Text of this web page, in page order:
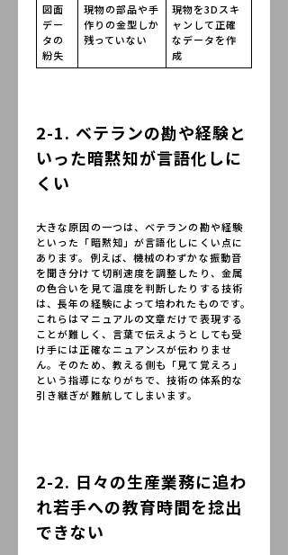
図面
デー
タの
紛失
現物の部品や手
作りの金型しか
残っていない
現物を3Dスキ
ャンして正確
なデータを作
成
2-1. ベテランの勘や経験と
いった暗黙知が言語化しに
くい
大きな原因の一つは、ベテランの勘や経験
といった「暗黙知」が言語化しにくい点に
あります。例えば、機械のわずかな振動音
を聞き分けて切削速度を調整したり、金属
の色合いを見て温度を判断したりする技術
は、長年の経験によって培われたものです。
これらはマニュアルの文章だけで表現する
ことが難しく、言葉で伝えようとしても受
け手には正確なニュアンスが伝わりませ
ん。そのため、教える側も「見て覚えろ」
という指導になりがちで、技術の体系的な
引き継ぎが難航してしまいます。
2-2. 日々の生産業務に追わ
れ若手への教育時間を捻出
できない